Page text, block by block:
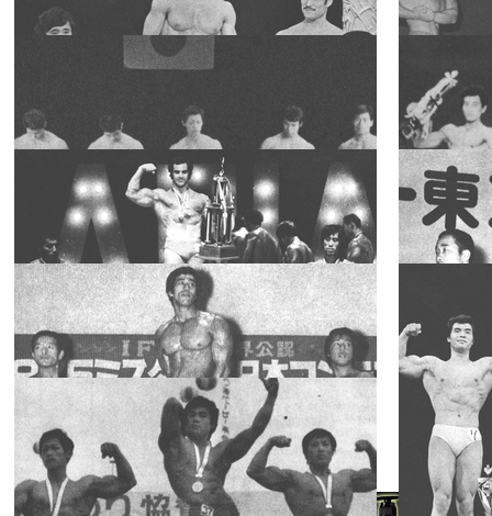
トップ・スタ
ーの素顔 坂口
賢三選手の1
1977年度ミス
ター千葉コン
テスト
スペシャ
リスト
2018.07.03
2018.07.01
第6回IFBBミ
スター近畿チ
ャンピオンシ
ップス 森田富
美雄(和歌山)
近畿を獲得
スペシャ
リスト
2018.05.27
2018.04.12
'74 IFBBミス
ター近畿コン
テスト
スペシャ
リスト
2018.04.10
2018.03.30
’74IFBBミス
ター・アジ
2018.03.30